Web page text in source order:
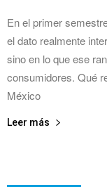
En el primer
el dato realmente
sino en lo que ese
consumidores. Qué
México
Leer más